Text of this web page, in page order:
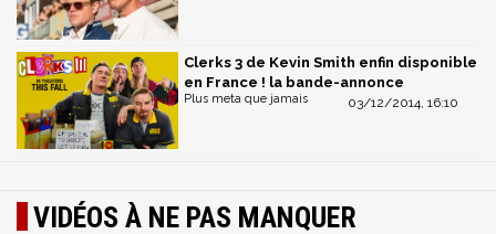
Clerks 3 de Kevin Smith enfin disponible
en France ! la bande-annonce
03/12/2014, 16:10
Plus meta que jamais
VIDÉOS À NE PAS MANQUER